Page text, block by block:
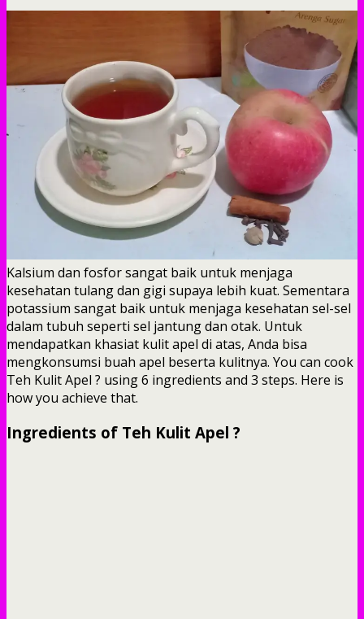
Kalsium dan fosfor sangat baik untuk menjaga
kesehatan tulang dan gigi supaya lebih kuat. Sementara
potassium sangat baik untuk menjaga kesehatan sel-sel
dalam tubuh seperti sel jantung dan otak. Untuk
mendapatkan khasiat kulit apel di atas, Anda bisa
mengkonsumsi buah apel beserta kulitnya. You can cook
Teh Kulit Apel ? using 6 ingredients and 3 steps. Here is
how you achieve that.
Ingredients of Teh Kulit Apel ?